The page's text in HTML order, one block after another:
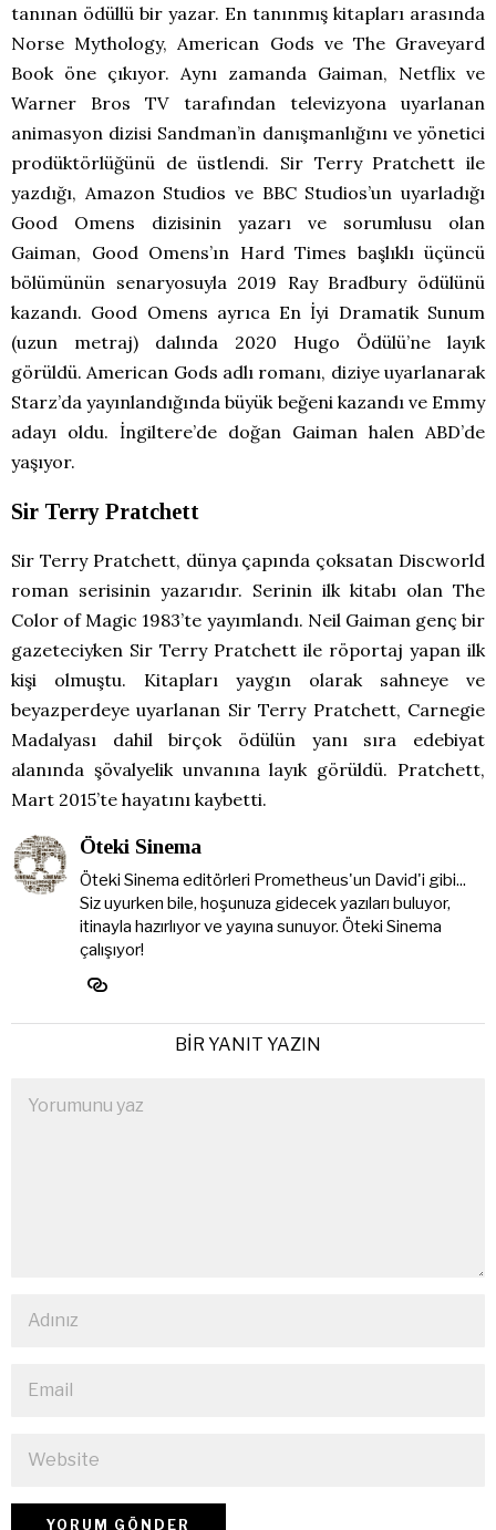
tanınan ödüllü bir yazar. En tanınmış kitapları arasında
Norse Mythology, American Gods ve The Graveyard
Book öne çıkıyor. Aynı zamanda Gaiman, Netflix ve
Warner Bros TV tarafından televizyona uyarlanan
animasyon dizisi Sandman’in danışmanlığını ve yönetici
prodüktörlüğünü de üstlendi. Sir Terry Pratchett ile
yazdığı, Amazon Studios ve BBC Studios’un uyarladığı
Good Omens dizisinin yazarı ve sorumlusu olan
Gaiman, Good Omens’ın Hard Times başlıklı üçüncü
bölümünün senaryosuyla 2019 Ray Bradbury ödülünü
kazandı. Good Omens ayrıca En İyi Dramatik Sunum
(uzun metraj) dalında 2020 Hugo Ödülü’ne layık
görüldü. American Gods adlı romanı, diziye uyarlanarak
Starz’da yayınlandığında büyük beğeni kazandı ve Emmy
adayı oldu. İngiltere’de doğan Gaiman halen ABD’de
yaşıyor.
Sir Terry Pratchett
Sir Terry Pratchett, dünya çapında çoksatan Discworld
roman serisinin yazarıdır. Serinin ilk kitabı olan The
Color of Magic 1983’te yayımlandı. Neil Gaiman genç bir
gazeteciyken Sir Terry Pratchett ile röportaj yapan ilk
kişi olmuştu. Kitapları yaygın olarak sahneye ve
beyazperdeye uyarlanan Sir Terry Pratchett, Carnegie
Madalyası dahil birçok ödülün yanı sıra edebiyat
alanında şövalyelik unvanına layık görüldü. Pratchett,
Mart 2015’te hayatını kaybetti.
Öteki Sinema
Öteki Sinema editörleri Prometheus'un David'i gibi...
Siz uyurken bile, hoşunuza gidecek yazıları buluyor,
itinayla hazırlıyor ve yayına sunuyor. Öteki Sinema
çalışıyor!
BIR YANIT YAZIN